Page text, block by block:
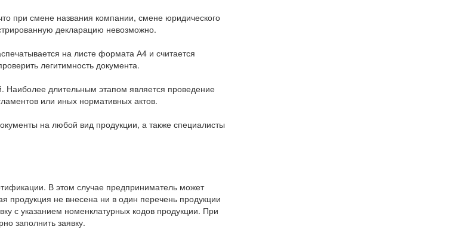
при смене названия компании, смене юридического
декларацию невозможно.
на листе формата А4 и считается
легитимность документа.
Наиболее длительным этапом является проведение
или иных нормативных актов.
на любой вид продукции, а также специалисты
В этом случае предприниматель может
продукция не внесена ни в один перечень продукции
с указанием номенклатурных кодов продукции. При
заполнить заявку.